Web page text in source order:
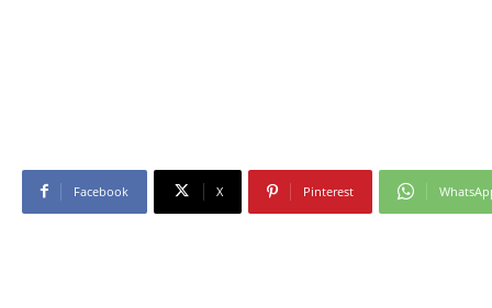
Facebook X Pinterest